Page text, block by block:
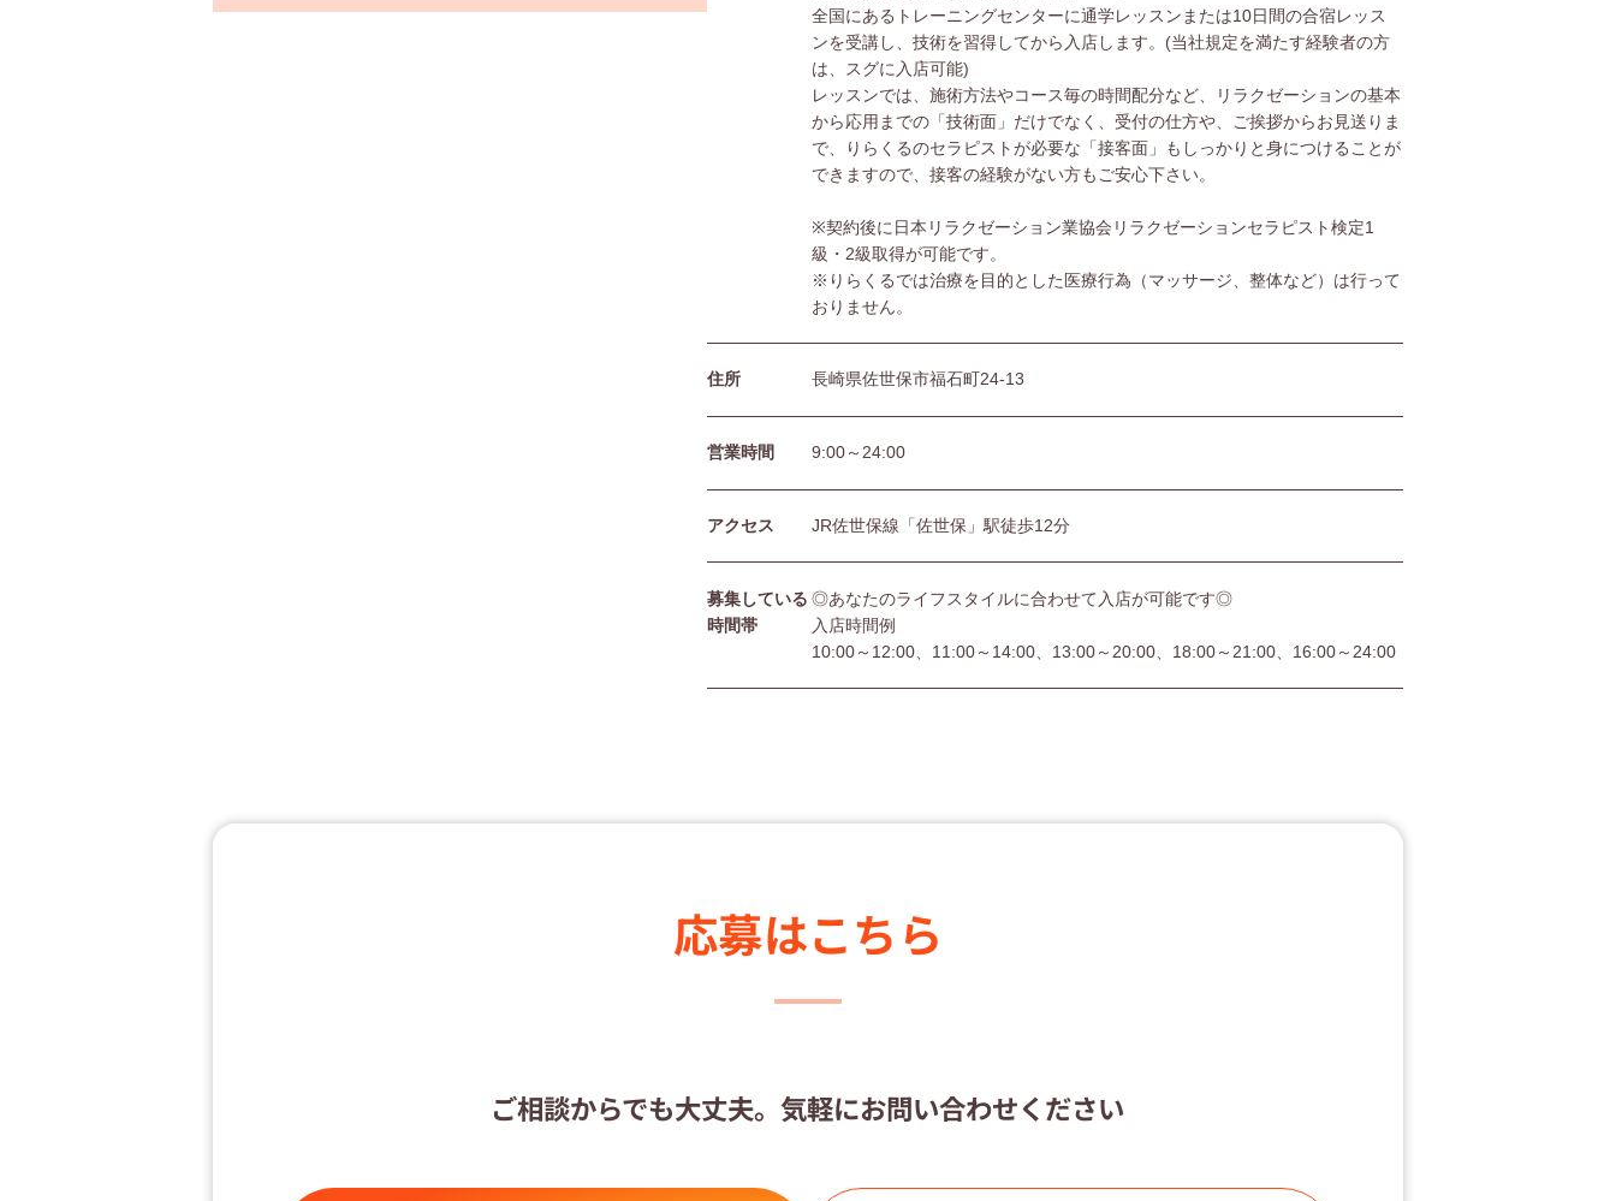
全国にあるトレーニングセンターに通学レッスンまたは10日間の合宿レッス
ンを受講し、技術を習得してから入店します。(当社規定を満たす経験者の方
は、スグに入店可能)
レッスンでは、施術方法やコース毎の時間配分など、リラクゼーションの基本
から応用までの「技術面」だけでなく、受付の仕方や、ご挨拶からお見送りま
で、りらくるのセラピストが必要な「接客面」もしっかりと身につけることが
できますので、接客の経験がない方もご安心下さい。
※契約後に日本リラクゼーション業協会リラクゼーションセラピスト検定1
級・2級取得が可能です。
※りらくるでは治療を目的とした医療行為（マッサージ、整体など）は行って
おりません。
住所 長崎県佐世保市福石町24-13
営業時間 9:00～24:00
アクセス JR佐世保線「佐世保」駅徒歩12分
募集している
時間帯
◎あなたのライフスタイルに合わせて入店が可能です◎
入店時間例
10:00～12:00、11:00～14:00、13:00～20:00、18:00～21:00、16:00～24:00
応募はこちら
ご相談からでも大丈夫。気軽にお問い合わせください